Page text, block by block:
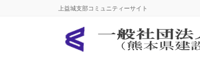
上益城支部コミュニティーサイト